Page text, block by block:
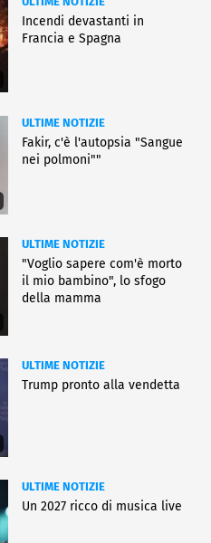
Incendi devastanti in
Francia e Spagna
ULTIME NOTIZIE
Fakir, c'è l'autopsia "Sangue
nei polmoni""
ULTIME NOTIZIE
"Voglio sapere com'è morto
il mio bambino", lo sfogo
della mamma
ULTIME NOTIZIE
Trump pronto alla vendetta
ULTIME NOTIZIE
Un 2027 ricco di musica live